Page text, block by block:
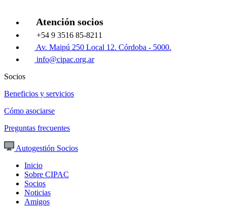
Atención socios
+54 9 3516 85-8211
Av. Maipú 250 Local 12. Córdoba - 5000.
info@cipac.org.ar
Socios
Beneficios y servicios
Cómo asociarse
Preguntas frecuentes
Autogestión Socios
Inicio
Sobre CIPAC
Socios
Noticias
Amigos